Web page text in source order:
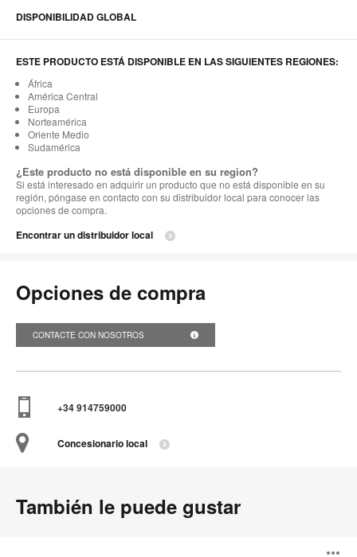
DISPONIBILIDAD GLOBAL
ESTE PRODUCTO ESTÁ DISPONIBLE EN LAS SIGUIENTES REGIONES:
África
América Central
Europa
Norteamérica
Oriente Medio
Sudamérica
¿Este producto no está disponible en su region?
Si está interesado en adquirir un producto que no está disponible en su
región, póngase en contacto con su distribuidor local para conocer las
opciones de compra.
Encontrar un distribuidor local
Opciones de compra
CONTACTE CON NOSOTROS
+34 914759000
Concesionario local
También le puede gustar